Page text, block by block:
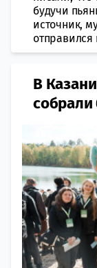
будучи
источник,
отправился
В
собрали